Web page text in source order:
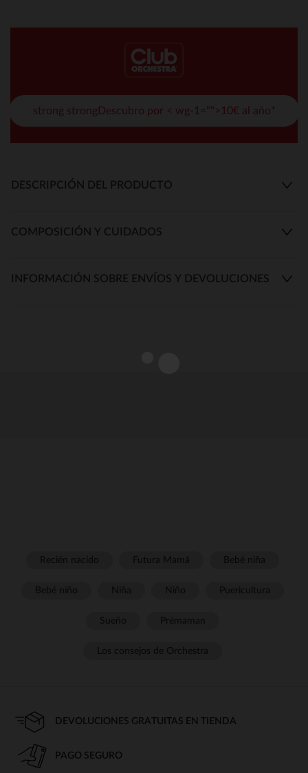
strong strongDescubro por < wg-1="">10€ al año*
DESCRIPCIÓN DEL PRODUCTO
COMPOSICIÓN Y CUIDADOS
INFORMACIÓN SOBRE ENVÍOS Y DEVOLUCIONES
DEVOLUCIONES GRATUITAS EN TIENDA
PAGO SEGURO